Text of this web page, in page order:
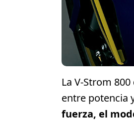
La V-Strom
entre potencia
fuerza, el